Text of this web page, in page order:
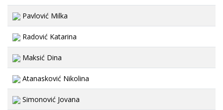
Pavlović Milka
Radović Katarina
Maksić Dina
Atanasković Nikolina
Simonović Jovana